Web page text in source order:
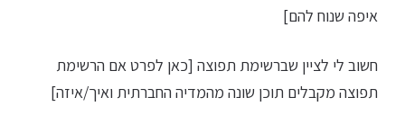
איפה שנוח להם]
חשוב לי לציין שברשימת תפוצה [כאן לפרט אם הרשימת
תפוצה מקבלים תוכן שונה מהמדיה החברתית ואיך/איזה]